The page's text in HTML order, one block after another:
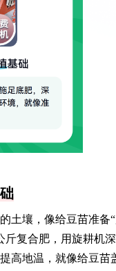
土壤，像给豆苗准备
斤复合肥，用旋耕机
高地温，就像给豆苗